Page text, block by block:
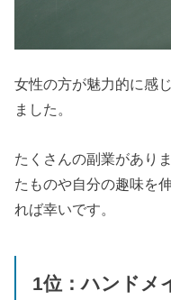
女性の方が魅力的に感
ました。
たくさんの副業があり
たものや自分の趣味を
れば幸いです。
1位：ハンドメ